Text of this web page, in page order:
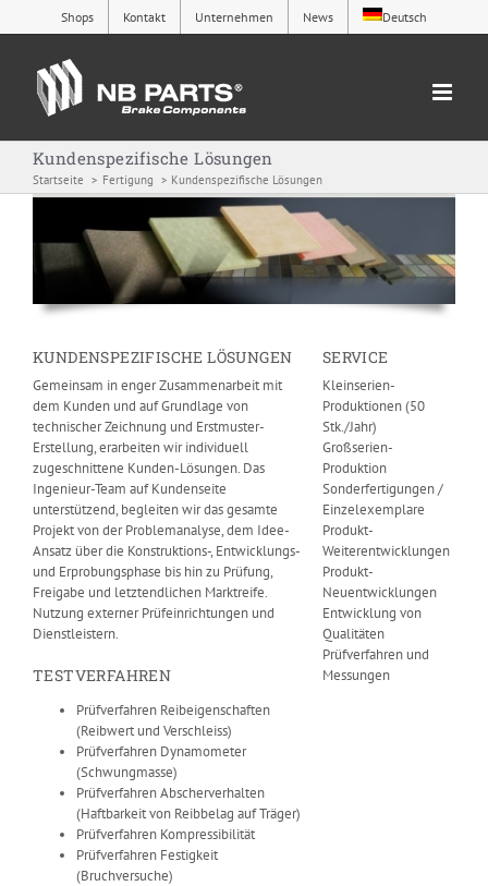
Inhalt
Shops Kontakt Unternehmen News Deutsch
Kundenspezifische Lösungen
Startseite Fertigung Kundenspezifische Lösungen
KUNDENSPEZIFISCHE LÖSUNGEN
Gemeinsam in enger Zusammenarbeit mit
dem Kunden und auf Grundlage von
technischer Zeichnung und Erstmuster-
Erstellung, erarbeiten wir individuell
zugeschnittene Kunden-Lösungen. Das
Ingenieur-Team auf Kundenseite
unterstützend, begleiten wir das gesamte
Projekt von der Problemanalyse, dem Idee-
Ansatz über die Konstruktions-, Entwicklungs-
und Erprobungsphase bis hin zu Prüfung,
Freigabe und letztendlichen Marktreife.
Nutzung externer Prüfeinrichtungen und
Dienstleistern.
TESTVERFAHREN
Prüfverfahren Reibeigenschaften
(Reibwert und Verschleiss)
Prüfverfahren Dynamometer
(Schwungmasse)
Prüfverfahren Abscherverhalten
(Haftbarkeit von Reibbelag auf Träger)
Prüfverfahren Kompressibilität
Prüfverfahren Festigkeit
(Bruchversuche)
SERVICE
Kleinserien-
Produktionen (50
Stk./Jahr)
Großserien-
Produktion
Sonderfertigungen /
Einzelexemplare
Produkt-
Weiterentwicklungen
Produkt-
Neuentwicklungen
Entwicklung von
Qualitäten
Prüfverfahren und
Messungen